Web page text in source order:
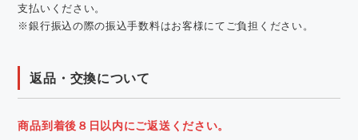
支払いください。
※銀行振込の際の振込手数料はお客様にてご負担ください。
返品・交換について
商品到着後８日以内にご返送ください。